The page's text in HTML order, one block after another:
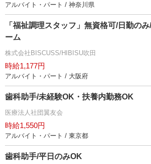
アルバイト・パート / 神奈川県
「福祉調理スタッフ」無資格可/日勤の
ーム
株式会社BISCUSS/HIBISU吹田
時給1,177円
アルバイト・パート / 大阪府
歯科助手/未経験OK・扶養内勤務OK
医療法人社団翼友会
時給1,550円
アルバイト・パート / 東京都
歯科助手/平日のみOK